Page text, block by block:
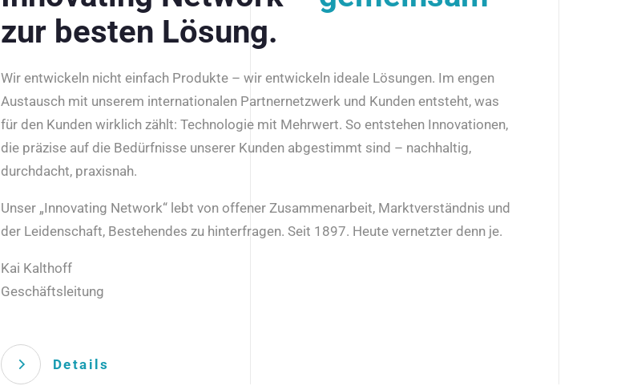
zur besten Lösung.
Wir entwickeln nicht einfach Produkte – wir entwickeln ideale Lösungen. Im engen
Austausch mit unserem internationalen Partnernetzwerk und Kunden entsteht, was
für den Kunden wirklich zählt: Technologie mit Mehrwert. So entstehen Innovationen,
die präzise auf die Bedürfnisse unserer Kunden abgestimmt sind – nachhaltig,
durchdacht, praxisnah.
Unser „Innovating Network“ lebt von offener Zusammenarbeit, Marktverständnis und
der Leidenschaft, Bestehendes zu hinterfragen. Seit 1897. Heute vernetzter denn je.
Kai Kalthoff
Geschäftsleitung
Details